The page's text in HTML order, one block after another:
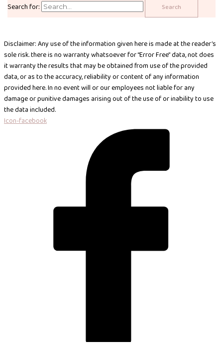
Search for:
Disclaimer: Any use of the information given here is made at the reader’s
sole risk. there is no warranty whatsoever for “Error Free” data, not does
it warranty the results that may be obtained from use of the provided
data, or as to the accuracy, reliability or content of any information
provided here. In no event will or our employees not liable for any
damage or punitive damages arising out of the use of or inability to use
the data included.
Icon-facebook